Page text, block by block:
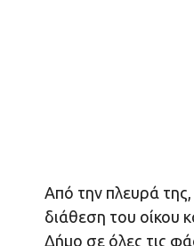
Από την πλευρά
διάθεση του οίκου
Δήμο σε όλες τις